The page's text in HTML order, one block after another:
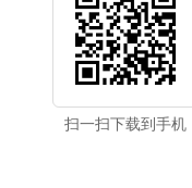
扫一扫下载到手机